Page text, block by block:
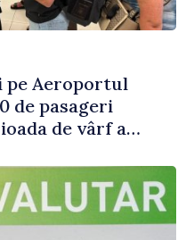
pe Aeroportul
de pasageri
de vârf a